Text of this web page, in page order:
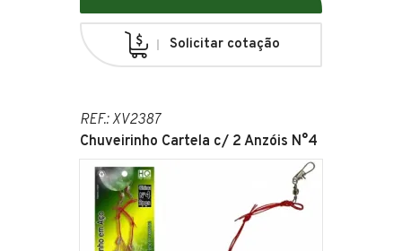
Solicitar cotação
REF.: XV2387
Chuveirinho Cartela c/ 2 Anzóis N°4